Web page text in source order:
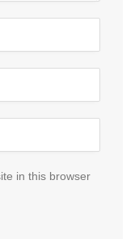
in this browser